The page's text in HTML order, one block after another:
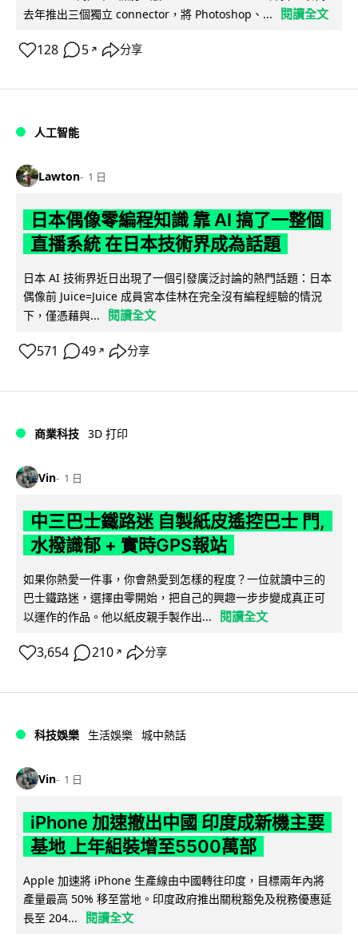
去年推出三個獨立 connector，將 Photoshop、...
閱讀全文
128 5 ↗ 分享
人工智能
Lawton 1 日
日本偶像零編程知識 靠 AI 搞了一整個
直播系統 在日本技術界成為話題
日本 AI 技術界近日出現了一個引發廣泛討論的熱門話題：日本
偶像前 Juice=Juice 成員宮本佳林在完全沒有編程經驗的情況
下，僅憑藉與...
閱讀全文
571 49 ↗ 分享
商業科技 3D 打印
Vin 1 日
中三巴士鐵路迷 自製紙皮遙控巴士 門,
水撥識郁 + 實時GPS報站
如果你熱愛一件事，你會熱愛到怎樣的程度？一位就讀中三的
巴士鐵路迷，選擇由零開始，把自己的興趣一步步變成真正可
以運作的作品。他以紙皮親手製作出...
閱讀全文
3,654 210 ↗ 分享
科技娛樂 生活娛樂 城中熱話
Vin 1 日
iPhone 加速撤出中國 印度成新機主要
基地 上年組裝增至5500萬部
Apple 加速將 iPhone 生產線由中國轉往印度，目標兩年內將
產量最高 50% 移至當地。印度政府推出關稅豁免及稅務優惠延
長至 204...
閱讀全文